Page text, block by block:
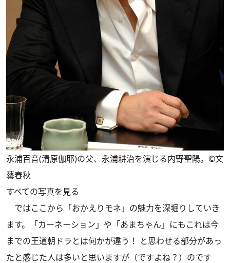
永浦百音(清原伽耶)の父、永浦耕治を演じる内野聖陽。©文
藝春秋
すべての写真を見る
ではここから「おかえりモネ」の魅力を深堀りしていき
ます。「カーネーション」や「あまちゃん」にもこれは今
までの王道朝ドラとは何かが違う！ と思わせる部分があっ
たと感じた人は多いと思いますが（ですよね？）のです